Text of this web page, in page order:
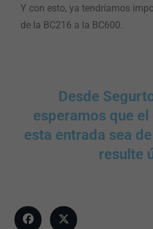
Y con esto, ya tendríamos
de la BC216 a la BC600.
Desde
esperamos que
esta entrada sea
resulte